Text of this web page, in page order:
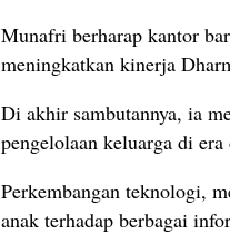
Munafri berharap kantor
meningkatkan kinerja
Di akhir sambutannya, ia
pengelolaan keluarga di
Perkembangan teknologi,
anak terhadap berbagai